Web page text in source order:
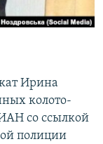
Ирина
колото-
со ссылкой
полиции